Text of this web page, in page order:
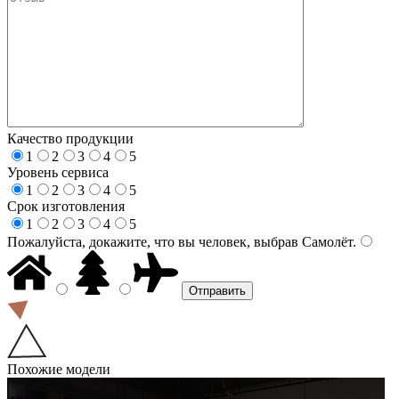
Качество продукции
1
2 3 4
5
Уровень сервиса
1
2 3 4
5
Срок изготовления
1
2 3 4
5
Пожалуйста, докажите, что вы человек, выбрав Самолёт.
Похожие модели